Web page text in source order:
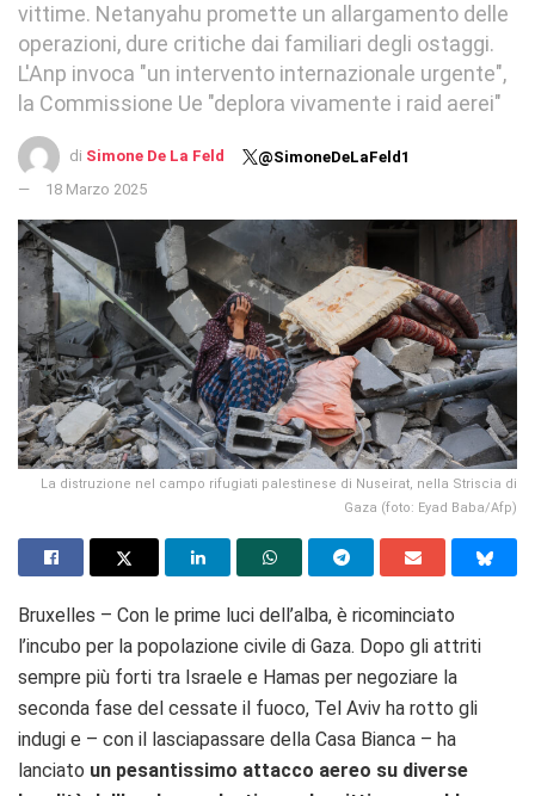
vittime. Netanyahu promette un allargamento delle
operazioni, dure critiche dai familiari degli ostaggi.
L'Anp invoca "un intervento internazionale urgente",
la Commissione Ue "deplora vivamente i raid aerei"
di Simone De La Feld
@SimoneDeLaFeld1
18 Marzo 2025
La distruzione nel campo rifugiati palestinese di Nuseirat, nella Striscia di
Gaza (foto: Eyad Baba/Afp)
Bruxelles – Con le prime luci dell’alba, è ricominciato
l’incubo per la popolazione civile di Gaza. Dopo gli attriti
sempre più forti tra Israele e Hamas per negoziare la
seconda fase del cessate il fuoco, Tel Aviv ha rotto gli
indugi e – con il lasciapassare della Casa Bianca – ha
lanciato un pesantissimo attacco aereo su diverse